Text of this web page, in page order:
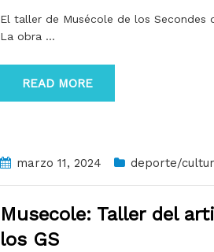
El taller de Musécole de los
La obra …
READ MORE
marzo 11, 2024 deporte/
Musecole: Taller del
los GS